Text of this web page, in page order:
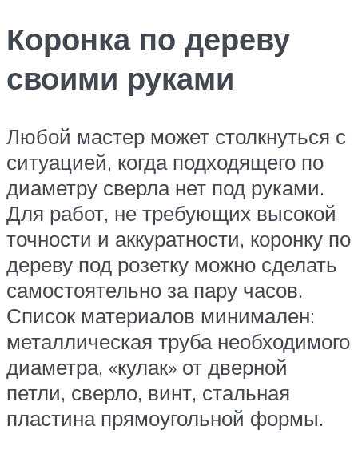
Коронка по дереву
своими руками
Любой мастер может столкнуться с
ситуацией, когда подходящего по
диаметру сверла нет под руками.
Для работ, не требующих высокой
точности и аккуратности, коронку по
дереву под розетку можно сделать
самостоятельно за пару часов.
Список материалов минимален:
металлическая труба необходимого
диаметра, «кулак» от дверной
петли, сверло, винт, стальная
пластина прямоугольной формы.